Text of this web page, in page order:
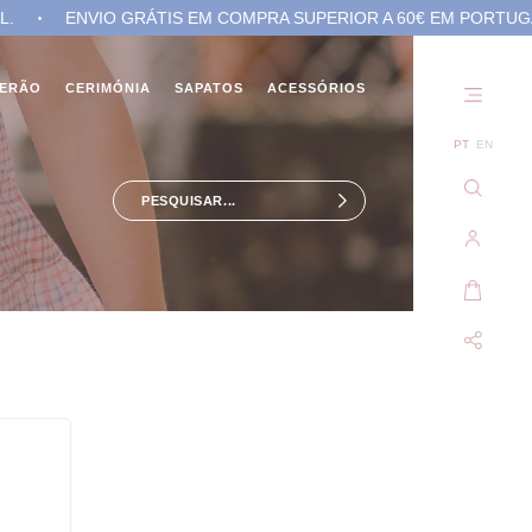
GRÁTIS EM COMPRA SUPERIOR A 60€ EM PORTUGAL.
PT EN
existem
produtos
CERIMÓNIA SAPATOS ACESSÓRIOS